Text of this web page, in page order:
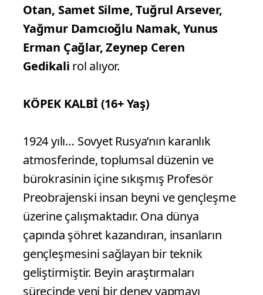
Otan, Samet Silme, Tuğrul Arsever,
Yağmur Damcıoğlu Namak, Yunus
Erman Çağlar, Zeynep Ceren
Gedikali rol alıyor.
KÖPEK KALBİ (16+ Yaş)
1924 yılı… Sovyet Rusya’nın karanlık
atmosferinde, toplumsal düzenin ve
bürokrasinin içine sıkışmış Profesör
Preobrajenski insan beyni ve gençleşme
üzerine çalışmaktadır. Ona dünya
çapında şöhret kazandıran, insanların
gençleşmesini sağlayan bir teknik
geliştirmiştir. Beyin araştırmaları
sürecinde yeni bir deney yapmayı